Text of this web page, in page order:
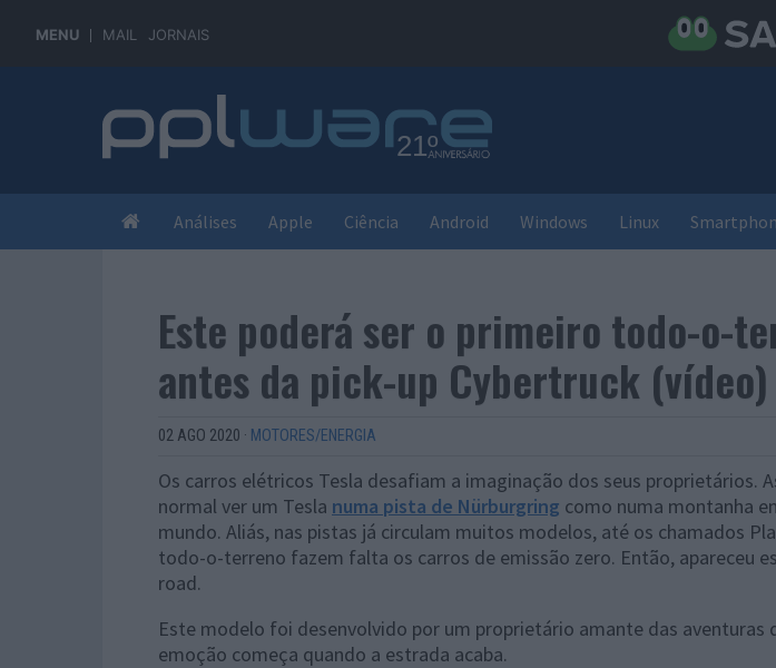
MENU MAIL JORNAIS
Análises Apple Ciência Android Windows Linux
Este poderá ser o primeiro todo-o-
antes da pick-up Cybertruck (vídeo)
02 AGO 2020 · MOTORES/ENERGIA
Os carros elétricos Tesla desafiam a imaginação dos seus proprietários.
normal ver um Tesla numa pista de Nürburgring como numa montanha
mundo. Aliás, nas pistas já circulam muitos modelos, até os chamados
todo-o-terreno fazem falta os carros de emissão zero. Então, apareceu
road.
Este modelo foi desenvolvido por um proprietário amante das aventuras
emoção começa quando a estrada acaba.